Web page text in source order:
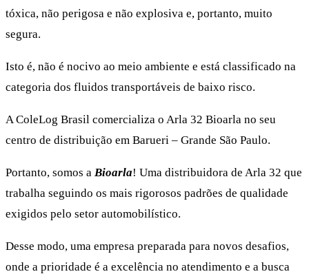
tóxica, não perigosa e não explosiva e, portanto, muito
segura.
Isto é, não é nocivo ao meio ambiente e está classificado na
categoria dos fluidos transportáveis de baixo risco.
A ColeLog Brasil comercializa o Arla 32 Bioarla no seu
centro de distribuição em Barueri – Grande São Paulo.
Portanto, somos a Bioarla! Uma distribuidora de Arla 32 que
trabalha seguindo os mais rigorosos padrões de qualidade
exigidos pelo setor automobilístico.
Desse modo, uma empresa preparada para novos desafios,
onde a prioridade é a excelência no atendimento e a busca